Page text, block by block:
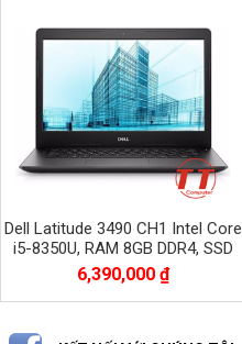
Dell Latitude 3490 CH1 Intel Core
i5-8350U, RAM 8GB DDR4, SSD
256GB, Màn 14.0 inch FHD
6,390,000 ₫